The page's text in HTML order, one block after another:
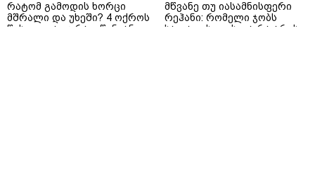
რატომ გამოდის ხორცი
მშრალი და უხეში? 4 ოქროს
წესი იდეალურად წვნიანი
მწვანე თუ იასამნისფერი
რეჰანი: რომელი ჯობს
სალათისთვის და რა არის